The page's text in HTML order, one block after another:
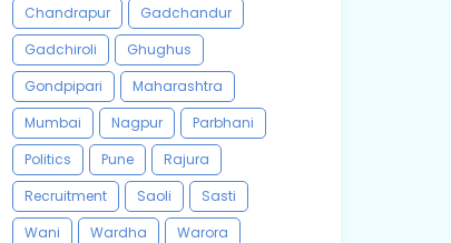
Chandrapur
Gadchandur
Gadchiroli
Ghughus
Gondpipari
Maharashtra
Mumbai
Nagpur
Parbhani
Politics
Pune
Rajura
Recruitment
Saoli
Sasti
Wani
Wardha
Warora